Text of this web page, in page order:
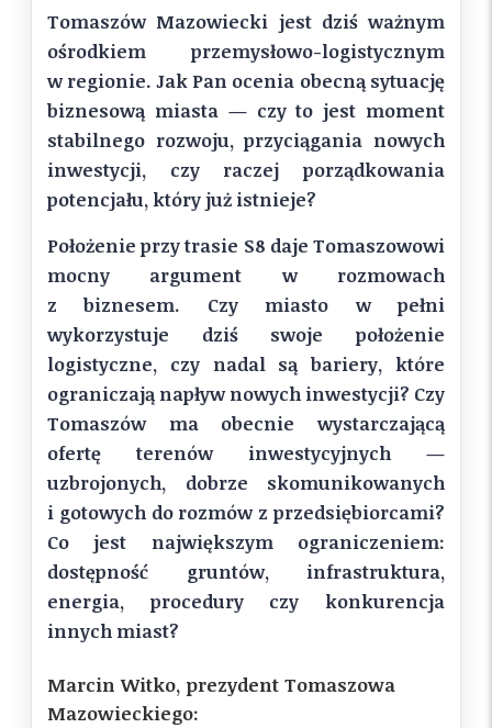
Tomaszów Mazowiecki jest dziś ważnym
ośrodkiem przemysłowo-logistycznym
w regionie. Jak Pan ocenia obecną sytuację
biznesową miasta — czy to jest moment
stabilnego rozwoju, przyciągania nowych
inwestycji, czy raczej porządkowania
potencjału, który już istnieje?
Położenie przy trasie S8 daje Tomaszowowi
mocny argument w rozmowach
z biznesem. Czy miasto w pełni
wykorzystuje dziś swoje położenie
logistyczne, czy nadal są bariery, które
ograniczają napływ nowych inwestycji? Czy
Tomaszów ma obecnie wystarczającą
ofertę terenów inwestycyjnych —
uzbrojonych, dobrze skomunikowanych
i gotowych do rozmów z przedsiębiorcami?
Co jest największym ograniczeniem:
dostępność gruntów, infrastruktura,
energia, procedury czy konkurencja
innych miast?
Marcin Witko, prezydent Tomaszowa
Mazowieckiego: